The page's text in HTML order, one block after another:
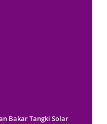
Bakar Tangki Solar